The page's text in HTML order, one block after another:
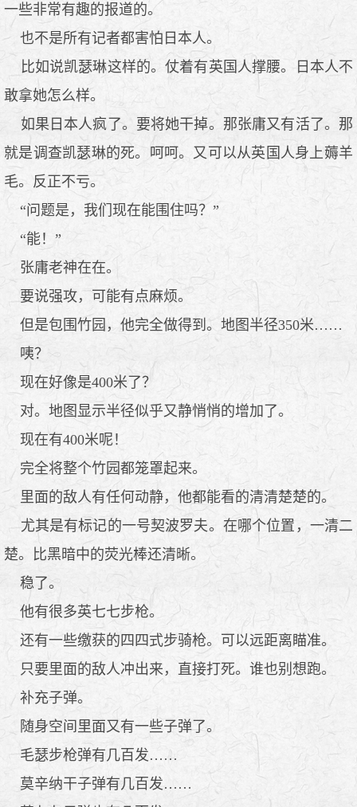
一些非常有趣的报道的。
也不是所有记者都害怕日本人。
比如说凯瑟琳这样的。仗着有英国人撑腰。日本人不
敢拿她怎么样。
如果日本人疯了。要将她干掉。那张庸又有活了。那
就是调查凯瑟琳的死。呵呵。又可以从英国人身上薅羊
毛。反正不亏。
“问题是，我们现在能围住吗？”
“能！”
张庸老神在在。
要说强攻，可能有点麻烦。
但是包围竹园，他完全做得到。地图半径350米……
咦？
现在好像是400米了？
对。地图显示半径似乎又静悄悄的增加了。
现在有400米呢！
完全将整个竹园都笼罩起来。
里面的敌人有任何动静，他都能看的清清楚楚的。
尤其是有标记的一号契波罗夫。在哪个位置，一清二
楚。比黑暗中的荧光棒还清晰。
稳了。
他有很多英七七步枪。
还有一些缴获的四四式步骑枪。可以远距离瞄准。
只要里面的敌人冲出来，直接打死。谁也别想跑。
补充子弹。
随身空间里面又有一些子弹了。
毛瑟步枪弹有几百发……
莫辛纳干子弹有几百发……